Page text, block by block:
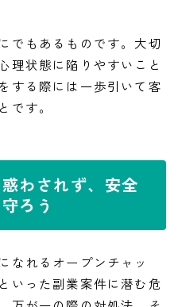
でもあるものです。大切
理状態に陥りやすいこと
する際には一歩引いて客
です。
わされず、安全
ろう
なれるオープンチャッ
いった副業案件に潜む危